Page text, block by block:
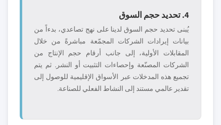
4. تحديد حجم السوق
يُبنى تحديد حجم السوق لدينا على نهج تصاعدي، بدءاً من
بيانات إيرادات الشركات المجمّعة مباشرةً من خلال
المقابلات الأولية، إلى جانب أرقام حجم الإنتاج من
الشركات المصنّعة وإحصاءات التثبيت أو النشر. ثم يتم
تجميع هذه المدخلات عبر الأسواق الإقليمية للوصول إلى
تقدير عالمي مستند إلى النشاط الفعلي للصناعة.